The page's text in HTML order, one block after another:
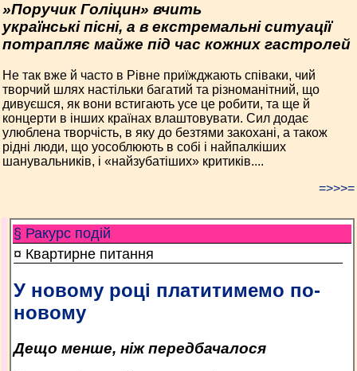
»Поручик Голіцин» вчить
українські пісні, а в екстремальні ситуації
потрапляє майже під час кожних гастролей
Не так вже й часто в Рівне приїжджають співаки, чий
творчий шлях настільки багатий та різноманітний, що
дивуєшся, як вони встигають усе це робити, та ще й
концерти в інших країнах влаштовувати. Сил додає
улюблена творчість, в яку до безтями закохані, а також
рідні люди, що уособлюють в собі і найпалкіших
шанувальників, і «найзубатіших» критиків....
=>>>=
§ Ракурс подій
¤ Квартирне питання
У новому році платитимемо по-
новому
Дещо менше, ніж передбачалося